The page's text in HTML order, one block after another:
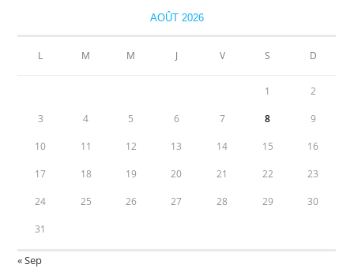
AOÛT 2026
L M M J V S D
1 2
3 4 5 6 7 8 9
10 11 12 13 14 15 16
17 18 19 20 21 22 23
24 25 26 27 28 29 30
31
« Sep